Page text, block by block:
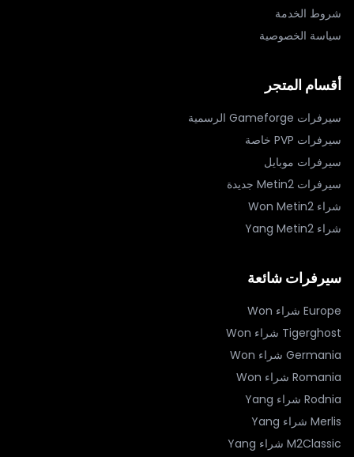
شروط الخدمة
سياسة الخصوصية
أقسام المتجر
سيرفرات Gameforge الرسمية
سيرفرات PVP خاصة
سيرفرات موبايل
سيرفرات Metin2 جديدة
شراء Won Metin2
شراء Yang Metin2
سيرفرات شائعة
Europe شراء Won
Tigerghost شراء Won
Germania شراء Won
Romania شراء Won
Rodnia شراء Yang
Merlis شراء Yang
M2Classic شراء Yang